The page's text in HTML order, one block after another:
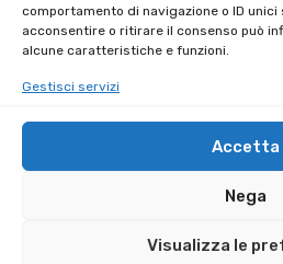
comportamento di navigazione o ID unici
acconsentire o ritirare il consenso può
alcune caratteristiche e funzioni.
Gestisci servizi
Accetta
Nega
Visualizza le
La soluzione al Pignoramento
Copyright © 2024
Sai che puoi guadagnare € 250,00